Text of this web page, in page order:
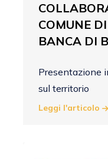
COMUNE
BANCA DI
Presentazione
sul territorio
Leggi l'articolo